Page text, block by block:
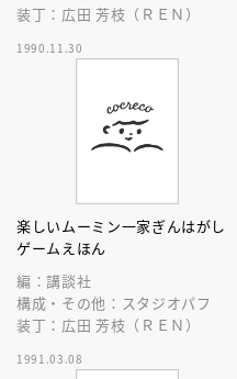
装丁：広田 芳枝（ＲＥＮ）
1990.11.30
楽しいムーミン一家ぎんはがし
ゲームえほん
編：講談社
構成・その他：スタジオパフ
装丁：広田 芳枝（ＲＥＮ）
1991.03.08